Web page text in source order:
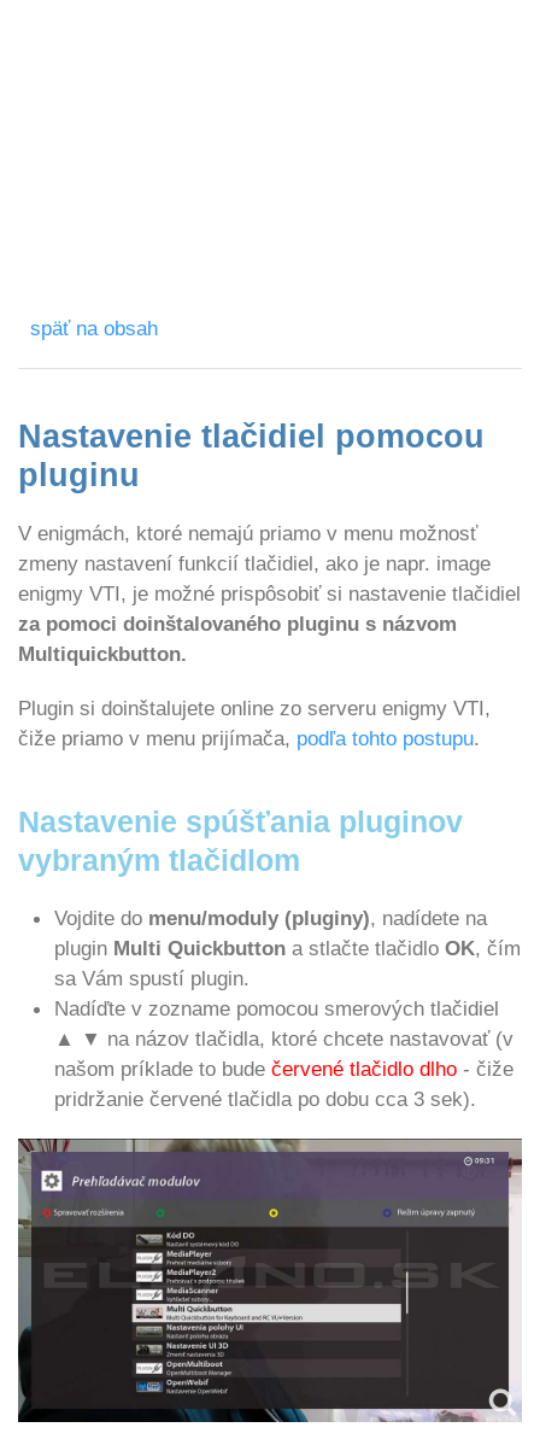
späť na obsah
Nastavenie tlačidiel pomocou
pluginu
V enigmách, ktoré nemajú priamo v menu možnosť
zmeny nastavení funkcií tlačidiel, ako je napr. image
enigmy VTI, je možné prispôsobiť si nastavenie tlačidiel
za pomoci doinštalovaného pluginu s názvom
Multiquickbutton.
Plugin si doinštalujete online zo serveru enigmy VTI,
čiže priamo v menu prijímača, podľa tohto postupu.
Nastavenie spúšťania pluginov
vybraným tlačidlom
Vojdite do menu/moduly (pluginy), nadídete na
plugin Multi Quickbutton a stlačte tlačidlo OK, čím
sa Vám spustí plugin.
Nadíďte v zozname pomocou smerových tlačidiel
▲ ▼ na názov tlačidla, ktoré chcete nastavovať (v
našom príklade to bude červené tlačidlo dlho - čiže
pridržanie červené tlačidla po dobu cca 3 sek).